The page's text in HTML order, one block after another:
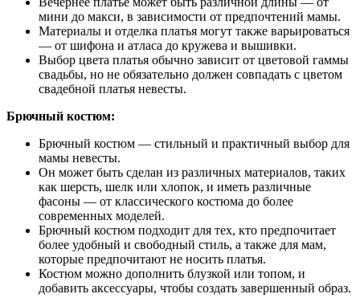
мини до макси, в зависимости от предпочтений мамы.
Материалы и отделка платья могут также варьироваться
— от шифона и атласа до кружева и вышивки.
Выбор цвета платья обычно зависит от цветовой гаммы
свадьбы, но не обязательно должен совпадать с цветом
свадебной платья невесты.
Брючный костюм:
Брючный костюм — стильный и практичный выбор для
мамы невесты.
Он может быть сделан из различных материалов, таких
как шерсть, шелк или хлопок, и иметь различные
фасоны — от классического костюма до более
современных моделей.
Брючный костюм подходит для тех, кто предпочитает
более удобный и свободный стиль, а также для мам,
которые предпочитают не носить платья.
Костюм можно дополнить блузкой или топом, и
добавить аксессуары, чтобы создать завершенный образ.